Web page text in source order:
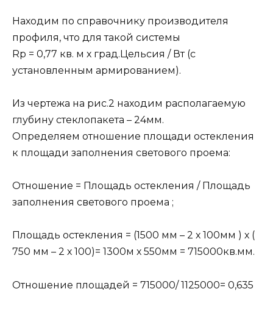
Находим по справочнику производителя
профиля, что для такой системы
Rp = 0,77 кв. м х град.Цельсия / Вт (с
установленным армированием).
Из чертежа на рис.2 находим располагаемую
глубину стеклопакета – 24мм.
Определяем отношение площади остекления
к площади заполнения светового проема:
Отношение = Площадь остекления / Площадь
заполнения светового проема ;
Площадь остекления = (1500 мм – 2 х 100мм ) х (
750 мм – 2 х 100)= 1300м х 550мм = 715000кв.мм.
Отношение площадей = 715000/ 1125000= 0,635